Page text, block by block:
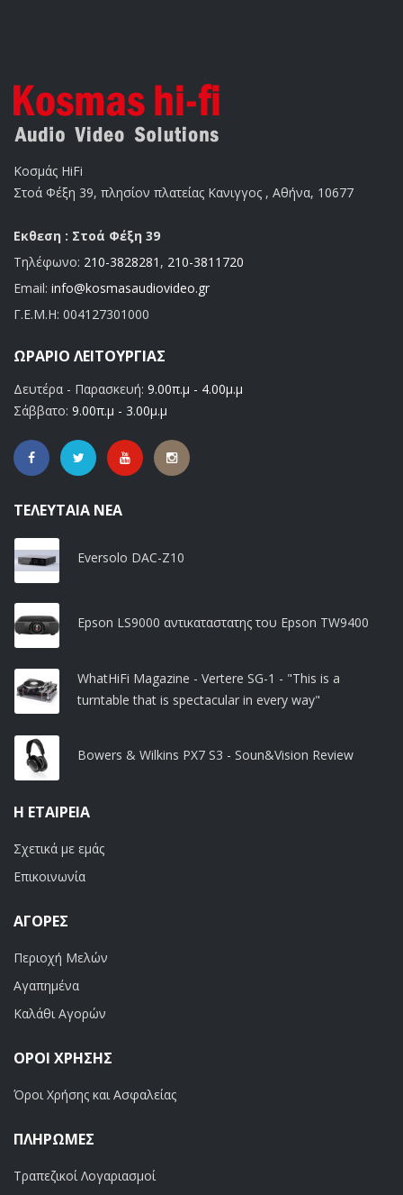
Κοσμάς HiFi
Στοά Φέξη 39, πλησίον πλατείας Κανιγγος , Αθήνα, 10677
Εκθεση : Στοά Φέξη 39
Τηλέφωνο: 210-3828281 , 210-3811720
Email: info@kosmasaudiovideo.gr
Γ.Ε.Μ.Η: 004127301000
ΩΡΆΡΙΟ ΛΕΙΤΟΥΡΓΊΑΣ
Δευτέρα - Παρασκευή: 9.00π.μ - 4.00μ.μ
Σάββατο: 9.00π.μ - 3.00μ.μ
ΤΕΛΕΥΤΑΊΑ ΝΈΑ
Eversolo DAC-Z10
Epson LS9000 αντικαταστατης του Epson TW9400
WhatHiFi Magazine - Vertere SG-1 - "This is a
turntable that is spectacular in every way"
Bowers & Wilkins PX7 S3 - Soun&Vision Review
Η ΕΤΑΙΡΕΊΑ
Σχετικά με εμάς
Επικοινωνία
ΑΓΟΡΈΣ
Περιοχή Μελών
Αγαπημένα
Καλάθι Αγορών
ΟΡΟΙ ΧΡΗΣΗΣ
Όροι Χρήσης και Ασφαλείας
ΠΛΗΡΩΜΕΣ
Τραπεζικοί Λογαριασμοί